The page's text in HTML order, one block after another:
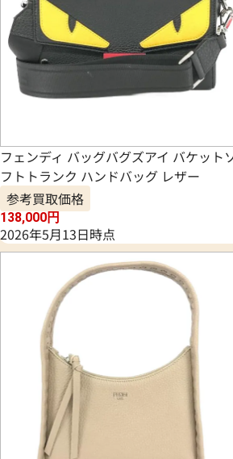
フェンディ バッグバグズアイ バケット
フトトランク ハンドバッグ レザー
参考買取価格
138,000円
2026年5月13日時点